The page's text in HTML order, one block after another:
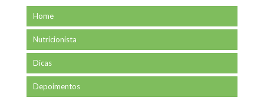
Home
Nutricionista
Dicas
Depoimentos